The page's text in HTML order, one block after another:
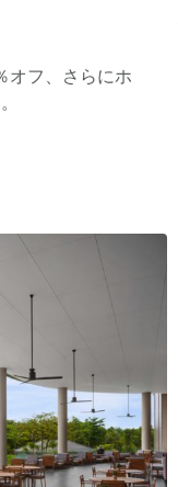
オフ、さらにホ